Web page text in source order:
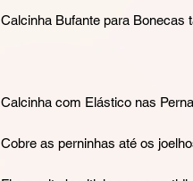
Calcinha Bufante para Bonecas
Calcinha com Elástico nas
Cobre as perninhas até os